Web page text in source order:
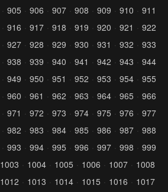
905 906 907 908 909 910
911
916 917 918 919 920 921
922
927 928 929 930 931 932
933
938 939 940 941 942 943
944
949 950 951 952 953 954
955
960 961 962 963 964 965
966
971 972 973 974 975 976
977
982 983 984 985 986 987
988
993 994 995 996 997 998
999
1003 1004 1005 1006 1007
1008
1012 1013 1014 1015 1016
1017